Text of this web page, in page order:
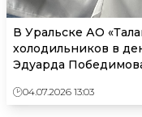
В Уральске АО
холодильников в
Эдуарда
04.07.2026 13:03